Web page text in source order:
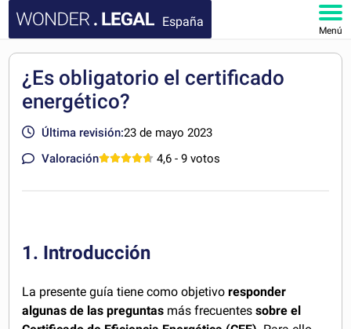
España
Menú
DOCUMENTOS
FAQ
¿Es obligatorio el certificado
energético?
Última revisión:23 de mayo 2023
Valoración
4,6 - 9 votos
1. Introducción
La presente guía tiene como objetivoresponder
algunas de las preguntas más frecuentessobre el